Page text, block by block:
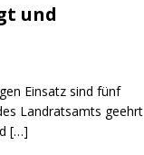
und
Einsatz sind fünf
Landratsamts geehrt
[…]